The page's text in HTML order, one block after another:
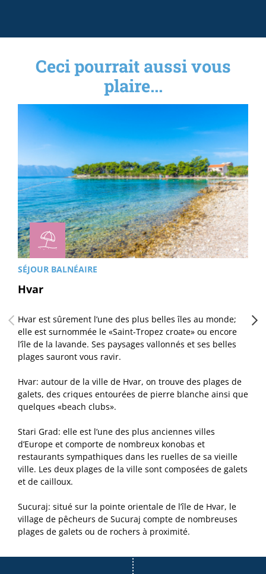
Ceci pourrait aussi vous
plaire...
SÉJOUR BALNÉAIRE
Hvar
Hvar est sûrement l’une des plus belles îles au monde;
elle est surnommée le «Saint-Tropez croate» ou encore
l’île de la lavande. Ses paysages vallonnés et ses belles
plages sauront vous ravir.
Hvar: autour de la ville de Hvar, on trouve des plages de
galets, des criques entourées de pierre blanche ainsi que
quelques «beach clubs».
Stari Grad: elle est l’une des plus anciennes villes
d’Europe et comporte de nombreux konobas et
restaurants sympathiques dans les ruelles de sa vieille
ville. Les deux plages de la ville sont composées de galets
et de cailloux.
Sucuraj: situé sur la pointe orientale de l’île de Hvar, le
village de pêcheurs de Sucuraj compte de nombreuses
plages de galets ou de rochers à proximité.